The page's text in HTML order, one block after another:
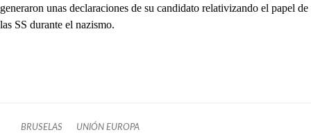
generaron unas declaraciones de su candidato relativizando el papel de
las SS durante el nazismo.
BRUSELAS UNIÓN EUROPA